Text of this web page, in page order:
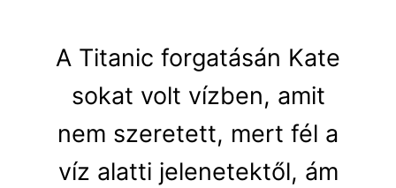
A Titanic forgatásán Kate
sokat volt vízben, amit
nem szeretett, mert fél a
víz alatti jelenetektől, ám